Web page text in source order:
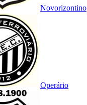
Novorizontino
Operário